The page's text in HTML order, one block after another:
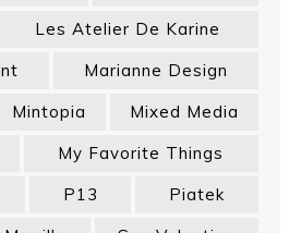
Les Atelier De Karine
Marianne Design
Mintopia
Mixed Media
My Favorite Things
P13
Piatek